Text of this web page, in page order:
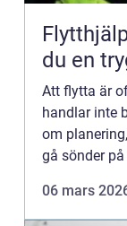
Flytthjälp i
du en
Att flytta är
handlar inte
om
gå sönder
pro...
06 mars